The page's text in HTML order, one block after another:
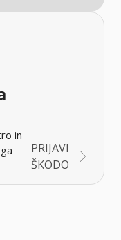
in
PRIJAVI
ŠKODO